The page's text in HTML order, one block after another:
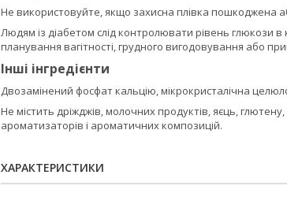
Не використовуйте, якщо захисна плівка пошкоджена
Людям із діабетом слід контролювати рівень глюкози в
планування вагітності, грудного вигодовування або
Інші інгредієнти
Двозамінений фосфат кальцію, мікрокристалічна
Не містить дріжджів, молочних продуктів, яєць,
ароматизаторів і ароматичних композицій.
ХАРАКТЕРИСТИКИ